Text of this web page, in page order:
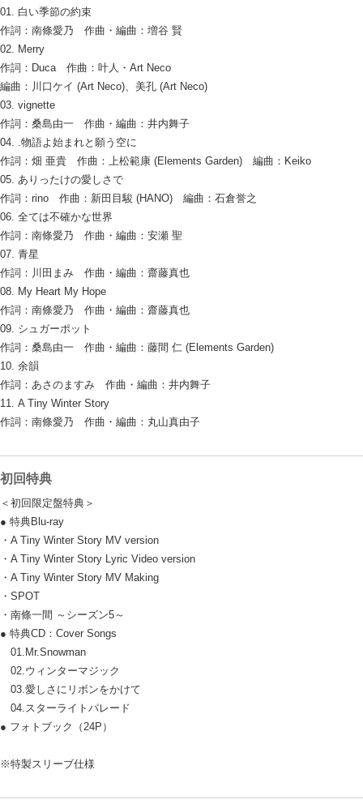
01. 白い季節の約束
作詞：南條愛乃 作曲・編曲：増谷 賢
02. Merry
作詞：Duca 作曲：叶人・Art Neco
編曲：川口ケイ (Art Neco)、美孔 (Art Neco)
03. vignette
作詞：桑島由一 作曲・編曲：井内舞子
04. .物語よ始まれと願う空に
作詞：畑 亜貴 作曲：上松範康 (Elements Garden) 編曲：Keiko
05. ありったけの愛しさで
作詞：rino 作曲：新田目駿 (HANO) 編曲：石倉誉之
06. 全ては不確かな世界
作詞：南條愛乃 作曲・編曲：安瀬 聖
07. 青星
作詞：川田まみ 作曲・編曲：齋藤真也
08. My Heart My Hope
作詞：南條愛乃 作曲・編曲：齋藤真也
09. シュガーポット
作詞：桑島由一 作曲・編曲：藤間 仁 (Elements Garden)
10. 余韻
作詞：あさのますみ 作曲・編曲：井内舞子
11. A Tiny Winter Story
作詞：南條愛乃 作曲・編曲：丸山真由子
初回特典
＜初回限定盤特典＞
● 特典Blu-ray
・A Tiny Winter Story MV version
・A Tiny Winter Story Lyric Video version
・A Tiny Winter Story MV Making
・SPOT
・南條一間 ～シーズン5～
● 特典CD：Cover Songs
01.Mr.Snowman
02.ウィンターマジック
03.愛しさにリボンをかけて
04.スターライトパレード
● フォトブック（24P）
※特製スリーブ仕様